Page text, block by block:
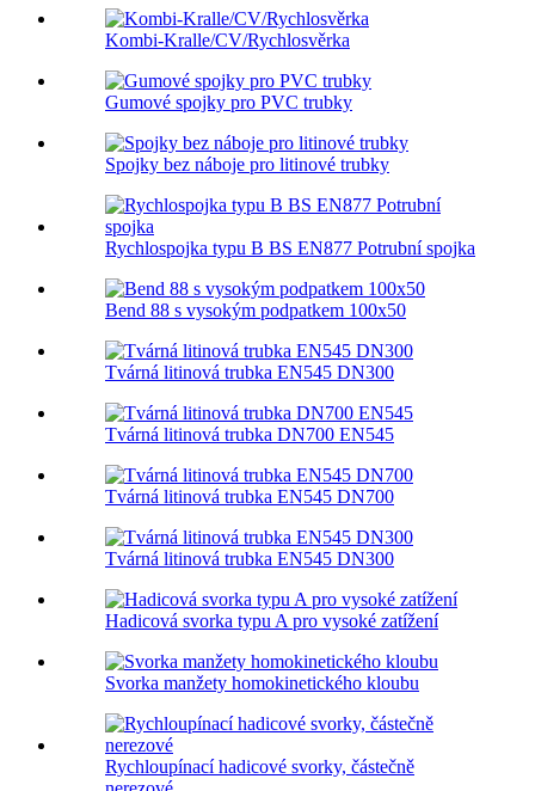
Kombi-Kralle/CV/Rychlosvěrka
Gumové spojky pro PVC trubky
Spojky bez náboje pro litinové trubky
Rychlospojka typu B BS EN877 Potrubní spojka
Bend 88 s vysokým podpatkem 100x50
Tvárná litinová trubka EN545 DN300
Tvárná litinová trubka DN700 EN545
Tvárná litinová trubka EN545 DN700
Tvárná litinová trubka EN545 DN300
Hadicová svorka typu A pro vysoké zatížení
Svorka manžety homokinetického kloubu
Rychloupínací hadicové svorky, částečně